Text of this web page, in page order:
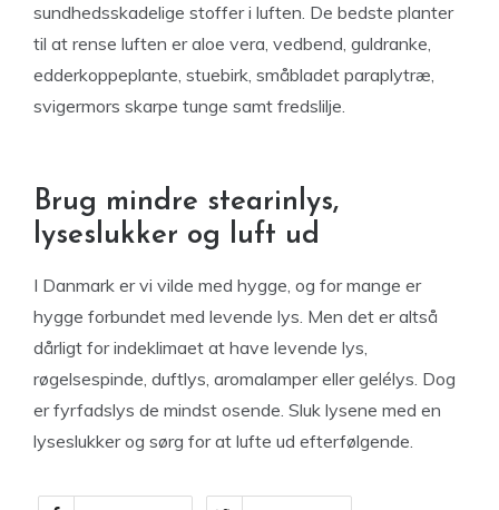
sundhedsskadelige stoffer i luften. De bedste planter
til at rense luften er aloe vera, vedbend, guldranke,
edderkoppeplante, stuebirk, småbladet paraplytræ,
svigermors skarpe tunge samt fredslilje.
Brug mindre stearinlys,
lyseslukker og luft ud
I Danmark er vi vilde med hygge, og for mange er
hygge forbundet med levende lys. Men det er altså
dårligt for indeklimaet at have levende lys,
røgelsespinde, duftlys, aromalamper eller gelélys. Dog
er fyrfadslys de mindst osende. Sluk lysene med en
lyseslukker og sørg for at lufte ud efterfølgende.